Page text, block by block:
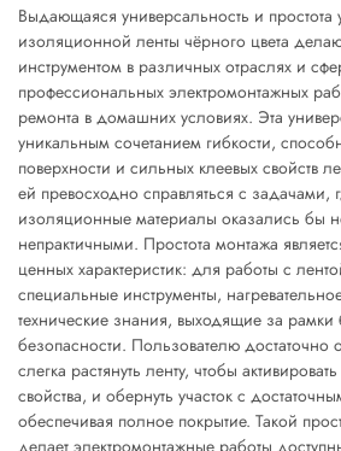
Выдающаяся универсальность и простота
изоляционной ленты чёрного цвета
инструментом в различных отраслях и
профессиональных электромонтажных
ремонта в домашних условиях. Эта
уникальным сочетанием гибкости,
поверхности и сильных клеевых свойств
ей превосходно справляться с задачами,
изоляционные материалы оказались бы
непрактичными. Простота монтажа
ценных характеристик: для работы с
специальные инструменты,
технические знания, выходящие за рамки
безопасности. Пользователю достаточно
слегка растянуть ленту, чтобы
свойства, и обернуть участок с
обеспечивая полное покрытие. Такой
делает электромонтажные работы